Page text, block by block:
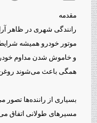
مقدمه
رانندگی شهری در ظاهر
موتور خودرو همیشه
و خاموش شدن مداوم
همگی باعث می‌شوند روغن
بسیاری از راننده‌ها
مسیرهای طولانی اتفاق